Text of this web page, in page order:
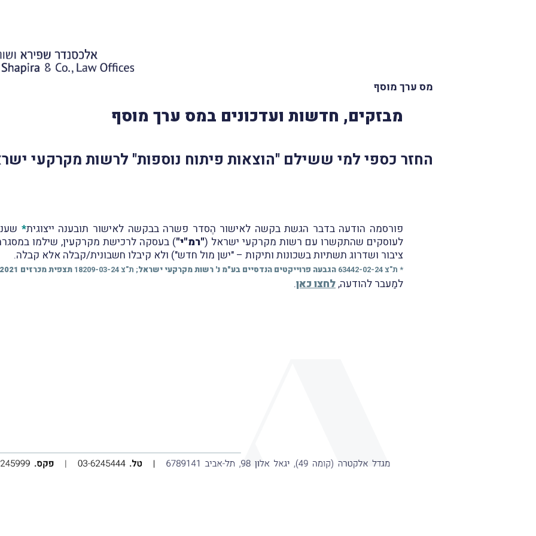
מס ערך מוסף
מבזקים, חדשות ועדכונים במס ערך מוסף
החזר כספי למי ששילם "הוצאות פיתוח נוספות" לרשות מקרקעי
פורסמה הודעה בדבר הגשת בקשה לאישור הֶסדר פשרהבבקשה לאישור תובענה ייצוגית*
לעוסקים שהתקשרו עם רשות מקרקעי ישראל ("רמ"י") בעסקה לרכישת מקרקעין, שילמו
ציבור ושדרוג תשתיות בשכונות ותיקות – "ישן מול חדש") ולא קיבלו חשבונית/קבלה אלא קבלה.
* ת"צ 63442-02-24 הגבעה פרוייקטים הנדסיים בע"מ נ' רשות מקרקעי ישראל; ת"צ 18209-03-24 תצפית מכרזים 2021 בע"מ נ' רשות מקרקעי ישראל
למַעבר להודעה,לחצו כאן.